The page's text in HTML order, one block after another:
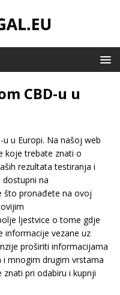
CBD-u u
u Europi. Na našoj web
koje trebate znati o
rezultata testiranja i
na
što pronađete na ovoj
ljestvice o tome gdje
informacije vezane uz
proširiti informacijama
mnogim drugim vrstama
pri odabiru i kupnji